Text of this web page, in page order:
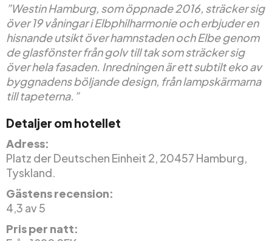
”Westin Hamburg, som öppnade 2016, sträcker sig
över 19 våningar i Elbphilharmonie och erbjuder en
hisnande utsikt över hamnstaden och Elbe genom
de glasfönster från golv till tak som sträcker sig
över hela fasaden. Inredningen är ett subtilt eko av
byggnadens böljande design, från lampskärmarna
till tapeterna.”
Detaljer om hotellet
Adress:
Platz der Deutschen Einheit 2, 20457 Hamburg,
Tyskland.
Gästens recension:
4,3 av 5
Pris per natt: